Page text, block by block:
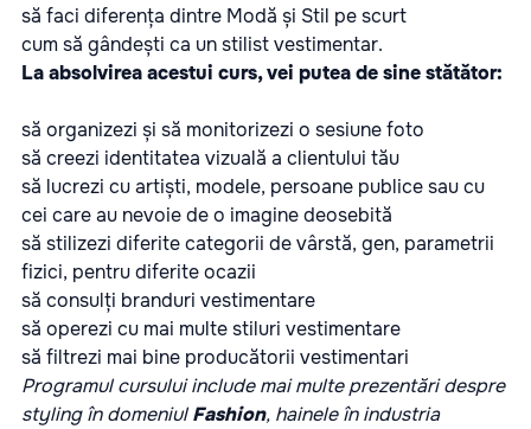
să faci diferența dintre Modă și Stil pe scurt
cum să gândești ca un stilist vestimentar.
La absolvirea acestui curs, vei putea de sine stătător:
să organizezi și să monitorizezi o sesiune foto
să creezi identitatea vizuală a clientului tău
să lucrezi cu artiști, modele, persoane publice sau cu
cei care au nevoie de o imagine deosebită
să stilizezi diferite categorii de vârstă, gen, parametrii
fizici, pentru diferite ocazii
să consulți branduri vestimentare
să operezi cu mai multe stiluri vestimentare
să filtrezi mai bine producătorii vestimentari
Programul cursului include mai multe prezentări despre
styling în domeniulFashion, hainele în industria